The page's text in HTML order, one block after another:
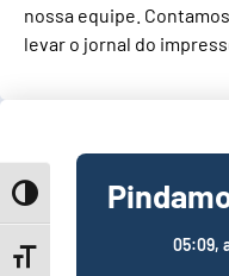
Toggle High Contrast
Toggle Font size
nossa equipe.
levar o jornal do
05:09,